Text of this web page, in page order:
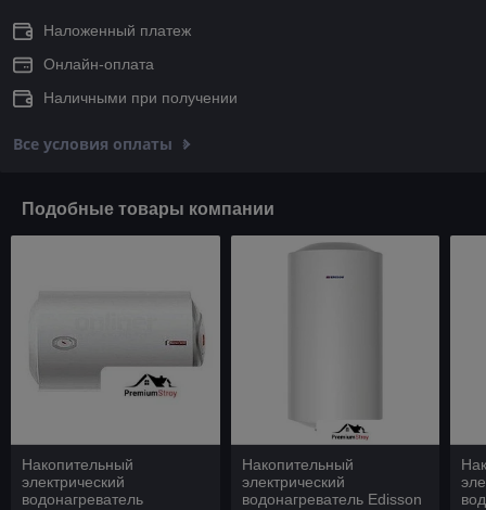
Наложенный платеж
Онлайн-оплата
Наличными при получении
Все условия оплаты
Подобные товары компании
Накопительный
электрический
водонагреватель
Накопительный
электрический
водонагреватель Edisson